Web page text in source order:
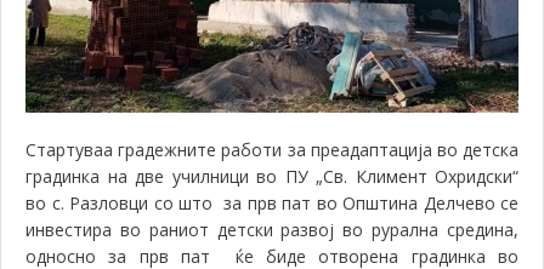
Стартуваа градежните работи за преадаптација во детска
градинка на две училници во ПУ „Св. Климент Охридски“
во с. Разловци со што за прв пат во Општина Делчево се
инвестира во раниот детски развој во рурална средина,
односно за прв пат ќе биде отворена градинка во